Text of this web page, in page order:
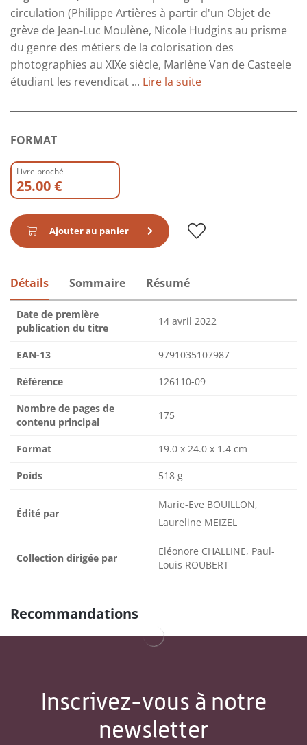
circulation (Philippe Artières à partir d'un Objet de
grève de Jean-Luc Moulène, Nicole Hudgins au prisme
du genre des métiers de la colorisation des
photographies au XIXe siècle, Marlène Van de Casteele
étudiant les revendicat ... Lire la suite
FORMAT
Livre broché
25.00 €
Ajouter au panier
Détails Sommaire Résumé
Date de première
publication du titre
14 avril 2022
EAN-13 9791035107987
Référence 126110-09
Nombre de pages de
contenu principal
175
Format 19.0 x 24.0 x 1.4 cm
Poids 518 g
Édité par
Marie-Eve BOUILLON,
Laureline MEIZEL
Collection dirigée par
Eléonore CHALLINE, Paul-
Louis ROUBERT
Recommandations
Inscrivez-vous à notre
newsletter